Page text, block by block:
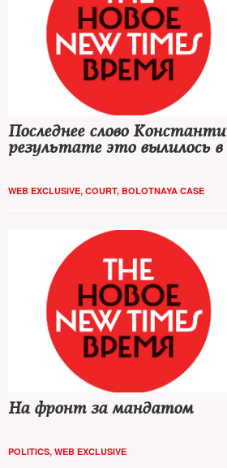
Последнее слово
результате это вылилось
WEB EXCLUSIVE, COURT, BOLOTNAYA CASE
На фронт за мандатом
POLITICS, WEB EXCLUSIVE